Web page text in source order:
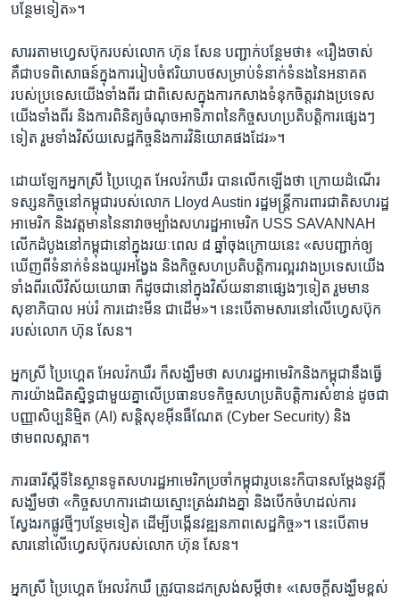
បន្ថែម​ទៀត»។
សារ​រតាម​ហ្វេសប៊ុក​របស់​លោក ហ៊ុន សែន បញ្ជាក់​បន្ថែម​ថា៖ ​«រឿង​ចាស់​
គឺជា​បទ​ពិសោធន៍​ក្នុង​ការរៀប​ចំ​ឥរិយាបថ​សម្រាប់​ទំនាក់​ទំនង​នៃ​អនាគត​
របស់​ប្រទេស​យើង​ទាំង​ពីរ ​ជាពិសេស​ក្នុង​ការ​កសាង​ទំនុកចិត្ត​រវា​ងប្រទេស​
យើង​ទាំងពីរ និង​ការ​ពិនិត្យ​ចំណុច​អាទិភាព​នៃ​កិច្ចសហប្រតិបត្តិការ​ផ្សេងៗ​
ទៀត រួម​ទាំង​វិស័យសេដ្ឋកិច្ច​និង​ការ​វិនិយោគ​ផង​ដែរ»។
ដោយ​ឡែក​អ្នកស្រី ប្រៃហ្គេត អែលវ៉កឃឺរ បាន​លើក​ឡើងថា ​ក្រោយ​ដំណើរ​
ទស្សន​កិច្ចនៅ​កម្ពុជា​របស់​លោក Lloyd Austin រដ្ឋមន្រ្តី​ការពារ​ជាតិ​សហរដ្ឋ​
អាមេរិក និង​វត្តមាន​នៃ​នាវាចម្បាំង​សហរដ្ឋ​អាមេរិក USS SAVANNAH
លើក​ដំបូង​នៅកម្ពុជា​នៅ​ក្នុងរ​យៈ​ពេល ៨ ឆ្នាំ​ចុងក្រោយ​នេះ «សបញ្ជាក់​ឲ្យ​
ឃើញ​ពី​ទំនាក់ទំនង​យូរអង្វែង និងកិច្ចសហប្រតិបត្តិការ​ល្អរវាង​ប្រទេស​យើង​
ទាំង​ពីរ​លើ​វិស័យ​យោធា ក៏ដូចជា​នៅក្នុងវិស័យ​នានាផ្សេងៗ​ទៀត រួមមាន
សុខាភិបាល អប់រំ ការដោះមីន ជាដើម»។ នេះ​បើ​តាម​សារ​នៅ​លើ​ហ្វេសប៊ុក​
របស់​លោក ហ៊ុន សែន។
អ្នកស្រី​ ប្រៃហ្គេត អែលវ៉កឃឺរ ក៏​សង្ឃឹមថា ​សហរដ្ឋអាមេរិក​និង​កម្ពុជា​នឹង​ធ្វើ
ការ​យ៉ាង​ជិត​ស្និទ្ធ​ជាមួយ​គ្នា​លើ​ប្រធានបទ​កិច្ចសហ​ប្រតិ​បត្តិ​ការ​សំខាន់ ដូចជា​
បញ្ញាសិប្បនិម្មិត (AI) សន្តិសុខ​អ៊ីនធឺណែត (Cyber Security) និង​
ថាមពល​ស្អាត។
ភារធារី​ស្តី​ទីនៃ​ស្ថានទូត​សហរដ្ឋ​អាមេរិក​ប្រចាំ​កម្ពុជារូបនេះ​ក៏​បាន​សម្តែង​នូវក្តី​
សង្ឃឹម​ថា​ «កិច្ចសហការ​ដោយស្មោះ​ត្រង់​រវាងគ្នា និងបើក​ចំហដល់​ការ
ស្វែងរកផ្លូវថ្មីៗបន្ថែម​ទៀត ដើម្បី​បង្កើន​វឌ្ឍន​ភាព​សេដ្ឋកិច្ច»។ នេះ​បើ​តាម​
សារ​នៅ​លើ​ហ្វេសប៊ុក​របស់​លោក ហ៊ុន សែន។
អ្នកស្រី ប្រៃហ្គេត អែលវ៉កឃឺ ត្រូវបាន​ដក​ស្រង់​សម្តី​ថា៖ «សេចក្តីសង្ឃឹម​ខ្ពស់​